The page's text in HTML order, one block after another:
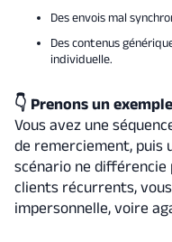
Des envois mal
Des contenus
individuelle.
👇 Prenons un
Vous avez une
de remerciement, puis
scénario ne différencie
clients récurrents,
impersonnelle, voire